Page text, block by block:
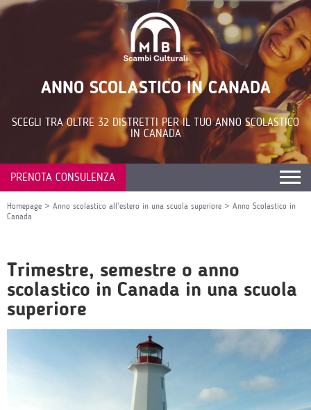
ANNO SCOLASTICO IN CANADA
SCEGLI TRA OLTRE 32 DISTRETTI PER IL TUO ANNO SCOLASTICO
IN CANADA
PRENOTA CONSULENZA
Homepage > Anno scolastico all’estero in una scuola superiore > Anno Scolastico in
Canada
Trimestre, semestre o anno
scolastico in Canada in una scuola
superiore